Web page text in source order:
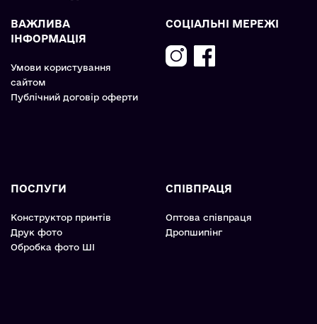
ВАЖЛИВА
ІНФОРМАЦІЯ
Умови користування
сайтом
Публічний договір оферти
СОЦІАЛЬНІ МЕРЕЖІ
ПОСЛУГИ
Конструктор принтів
Друк фото
Обробка фото ШІ
СПІВПРАЦЯ
Оптова співпраця
Дропшипінг